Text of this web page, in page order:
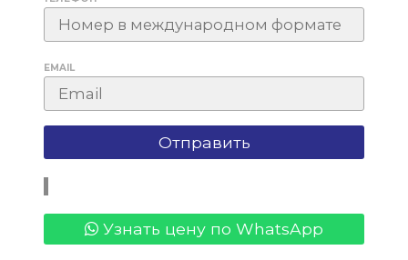
EMAIL
Узнать цену по WhatsApp